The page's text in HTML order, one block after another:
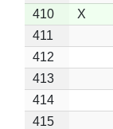
410
X
411
412
413
414
415